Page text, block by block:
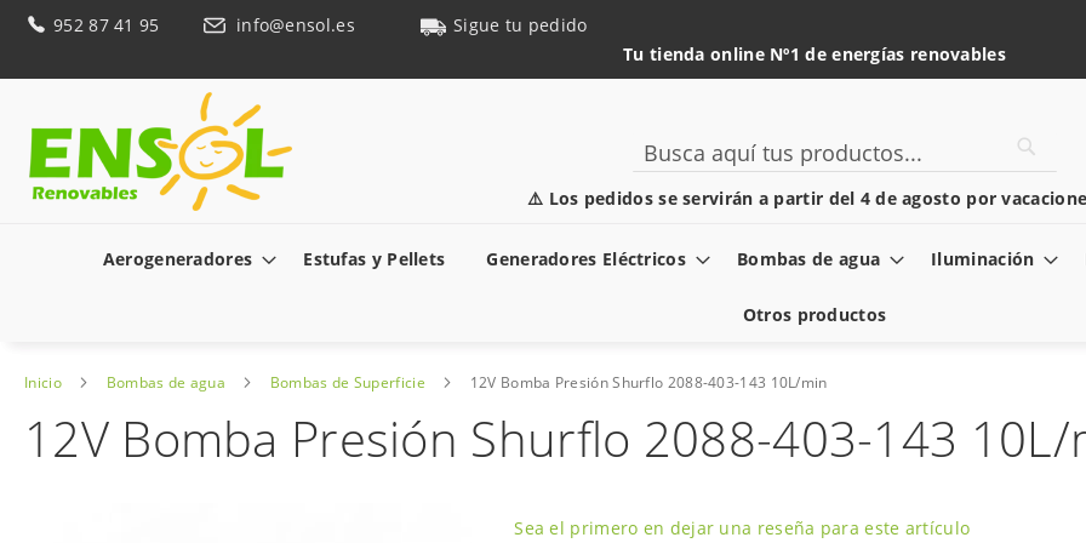
Ir
952 87 41 95 info@ensol.es
Sigue tu pedido
Tu tienda online Nº1 de energías renovables
⚠️ Los pedidos se servirán a partir del 4 de agosto por
Search
Aerogeneradores Estufas y Pellets Generadores Eléctricos Bombas de agua Iluminación
Otros productos
Inicio Bombas de agua Bombas de Superficie 12V Bomba Presión Shurflo 2088-403-143 10L/min
12V Bomba Presión Shurflo 2088-403-143 10L/
Sea el primero en dejar una reseña para este artículo